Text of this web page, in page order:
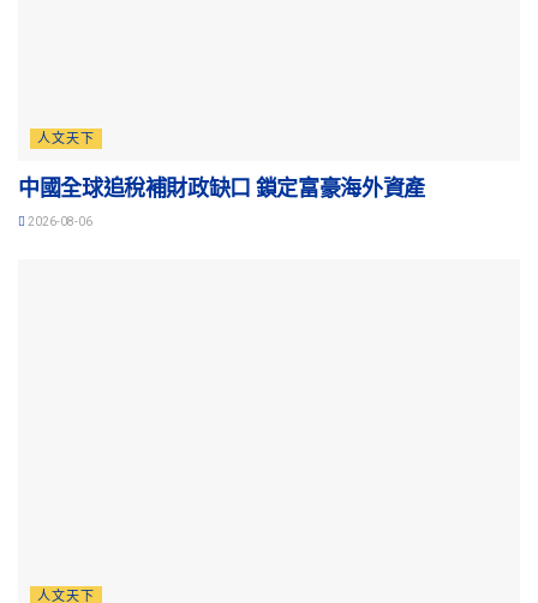
人文天下
中國全球追稅補財政缺口 鎖定富豪海外資產
2026-08-06
人文天下